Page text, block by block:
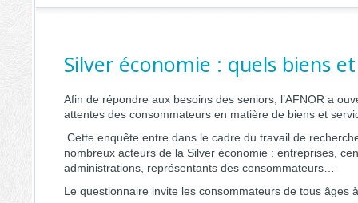
Silver économie : quels biens
Afin de répondre aux besoins des seniors , l’AFNOR a
attentes des consommateurs en matière de biens et
Cette enquête entre dans le cadre du travail de
nombreux acteurs de la Silver économie : entreprises,
administrations, représentants des consommateurs…
Le questionnaire invite les consommateurs de tous âges